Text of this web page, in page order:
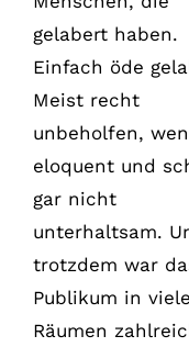
gelabert haben.
Einfach öde
Meist recht
unbeholfen,
eloquent und
gar nicht
unterhaltsam.
trotzdem war
Publikum in
Räumen